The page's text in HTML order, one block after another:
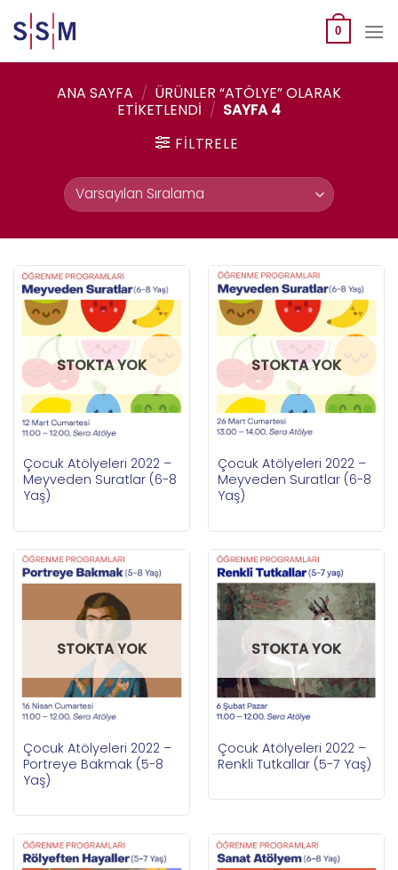
to
content
0
ANA SAYFA / ÜRÜNLER “ATÖLYE” OLARAK
ETIKETLENDI / SAYFA 4
FILTRELE
STOKTA YOK
Çocuk Atölyeleri 2022 –
Meyveden Suratlar (6-8
Yaş)
STOKTA YOK
Çocuk Atölyeleri 2022 –
Meyveden Suratlar (6-8
Yaş)
STOKTA YOK
Çocuk Atölyeleri 2022 –
Portreye Bakmak (5-8
Yaş)
STOKTA YOK
Çocuk Atölyeleri 2022 –
Renkli Tutkallar (5-7 Yaş)